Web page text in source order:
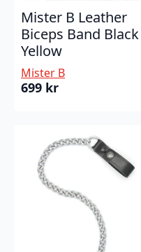
Mister B Leather
Biceps Band Black
Yellow
Mister B
699 kr